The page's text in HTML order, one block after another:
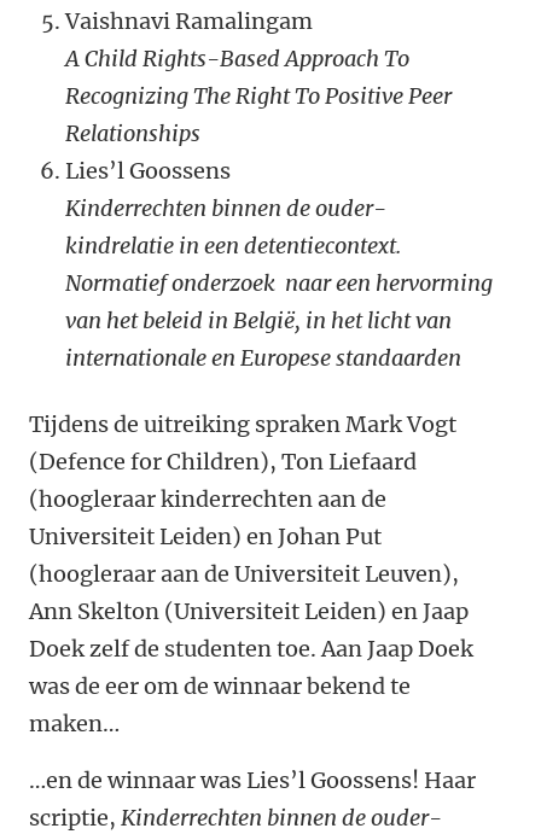
Vaishnavi Ramalingam
A Child Rights-Based Approach To
Recognizing The Right To Positive Peer
Relationships
Lies’l Goossens
Kinderrechten binnen de ouder-
kindrelatie in een detentiecontext.
Normatief onderzoek naar een hervorming
van het beleid in België, in het licht van
internationale en Europese standaarden
Tijdens de uitreiking spraken Mark Vogt
(Defence for Children), Ton Liefaard
(hoogleraar kinderrechten aan de
Universiteit Leiden) en Johan Put
(hoogleraar aan de Universiteit Leuven),
Ann Skelton (Universiteit Leiden) en Jaap
Doek zelf de studenten toe. Aan Jaap Doek
was de eer om de winnaar bekend te
maken…
…en de winnaar was Lies’l Goossens! Haar
scriptie, Kinderrechten binnen de ouder-